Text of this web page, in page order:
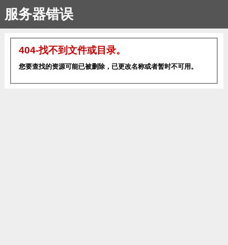
服务器错误
404-找不到文件或目录。
您要查找的资源可能已被删除，已更改名称或者暂时不可用。